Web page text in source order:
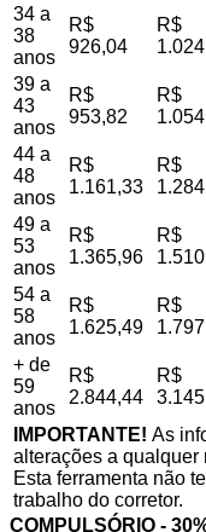
34 a
38
anos
R$
926,04
R$
39 a
43
anos
R$
953,82
R$
44 a
48
anos
R$
1.161,33
R$
49 a
53
anos
R$
1.365,96
R$
54 a
58
anos
R$
1.625,49
R$
+ de
59
anos
R$
2.844,44
R$
IMPORTANTE! As
alterações a qualquer
Esta ferramenta não
trabalho do corretor.
COMPULSÓRIO -